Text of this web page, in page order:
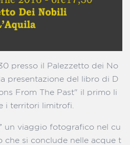
presso il Palezzetto dei No
presentazione del libro di D
From The Past" il primo li
i territori limitrofi.
un viaggio fotografico nel cu
che si conclude nelle acque t